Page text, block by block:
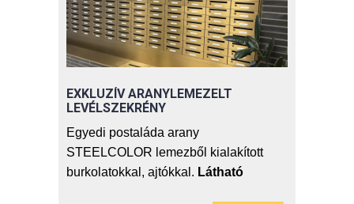
EXKLUZÍV ARANYLEMEZELT
LEVÉLSZEKRÉNY
Egyedi postaláda arany
STEELCOLOR lemezből kialakított
burkolatokkal, ajtókkal. Látható